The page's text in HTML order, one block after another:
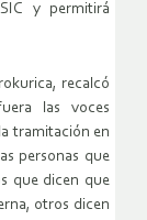
y permitirá
recalcó
las voces
tramitación en
personas que
que dicen que
otros dicen